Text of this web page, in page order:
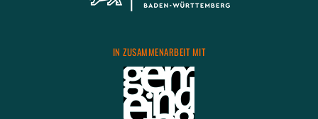
IN ZU­SAM­MEN­AR­BEIT MIT